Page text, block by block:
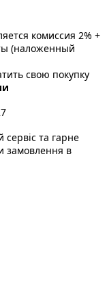
комиссия 2% +
(наложенный
свою покупку
та гарне
замовлення в